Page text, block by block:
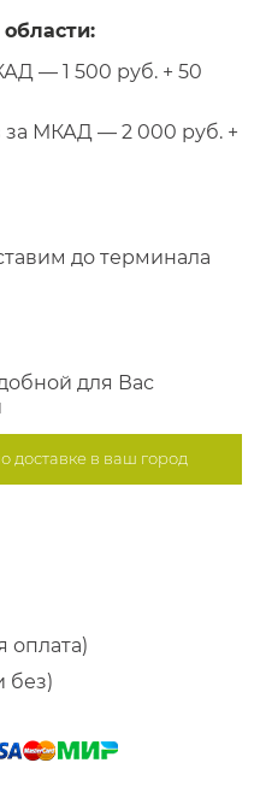
— 1 500 руб. + 50
МКАД — 2 000 руб. +
до терминала
для Вас
доставке в ваш город
оплата)
без)